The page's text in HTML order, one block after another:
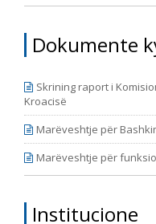
Dokumente
Skrining raport i
Kroacisë
Marëveshtje për
Marëveshtje për
Institucione